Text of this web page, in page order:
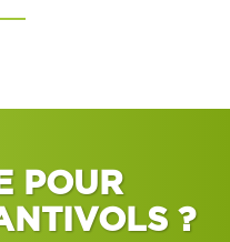
POUR
?